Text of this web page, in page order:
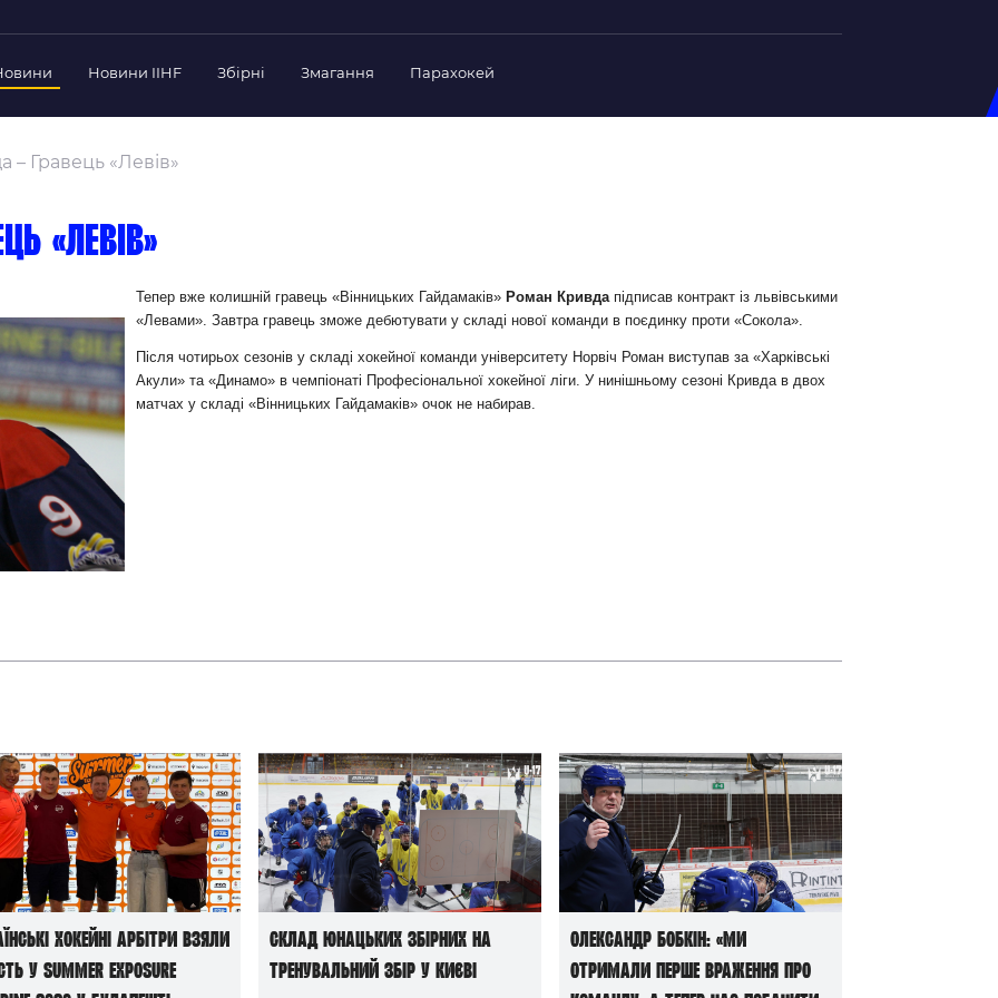
Федерації
документи
Федерації
Новини IIHF Збірні
Україна U-18
Склад Збірної
Тренерський Штаб
Календар Матчів
Україна (ж)
Склад Збірної
Тренерський Штаб
Календар Матчів
Змагання Парахокей
– Гравець «Левів»
«Левів»
Тепер вже колишній гравець «Вінницьких Гайдамаків» Роман Кривдапідписав контракт із львівськими
«Левами». Завтра гравець зможе дебютувати у складі нової команди в поєдинку проти «Сокола».
Після чотирьох сезонів у складі хокейної команди університету Норвіч Роман виступав за «Харківські
Акули» та «Динамо» в чемпіонаті Професіональної хокейної ліги. У нинішньому сезоні Кривда в двох
матчах у складі «Вінницьких Гайдамаків» очок не набирав.
хокейні арбітри взяли
у Summer Exposure
Склад юнацьких збірних на
тренувальний збір у Києві
Олександр Бобкін: «Ми
отримали перше враження про